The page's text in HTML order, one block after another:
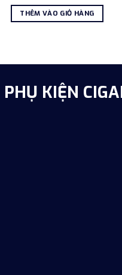
là:
5.700.000 ₫.
THÊM VÀO GIỎ HÀNG
PHỤ KIỆN